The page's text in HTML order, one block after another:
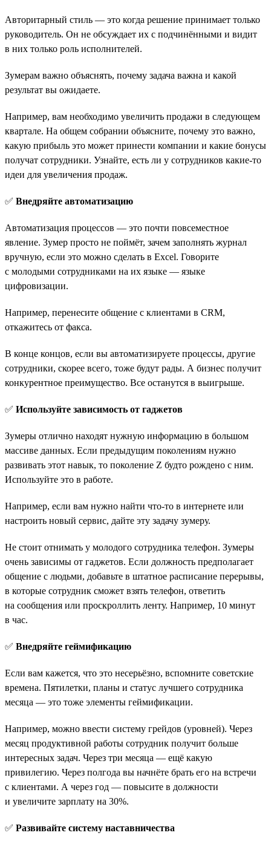
Авторитарный стиль — это когда решение принимает только
руководитель. Он не обсуждает их с подчинёнными и видит
в них только роль исполнителей.
Зумерам важно объяснять, почему задача важна и какой
результат вы ожидаете.
Например, вам необходимо увеличить продажи в следующем
квартале. На общем собрании объясните, почему это важно,
какую прибыль это может принести компании и какие бонусы
получат сотрудники. Узнайте, есть ли у сотрудников какие-то
идеи для увеличения продаж.
✅ Внедряйте автоматизацию
Автоматизация процессов — это почти повсеместное
явление. Зумер просто не поймёт, зачем заполнять журнал
вручную, если это можно сделать в Excel. Говорите
с молодыми сотрудниками на их языке — языке
цифровизации.
Например, перенесите общение с клиентами в CRM,
откажитесь от факса.
В конце концов, если вы автоматизируете процессы, другие
сотрудники, скорее всего, тоже будут рады. А бизнес получит
конкурентное преимущество. Все останутся в выигрыше.
✅ Используйте зависимость от гаджетов
Зумеры отлично находят нужную информацию в большом
массиве данных. Если предыдущим поколениям нужно
развивать этот навык, то поколение Z будто рождено с ним.
Используйте это в работе.
Например, если вам нужно найти что-то в интернете или
настроить новый сервис, дайте эту задачу зумеру.
Не стоит отнимать у молодого сотрудника телефон. Зумеры
очень зависимы от гаджетов. Если должность предполагает
общение с людьми, добавьте в штатное расписание перерывы,
в которые сотрудник сможет взять телефон, ответить
на сообщения или проскроллить ленту. Например, 10 минут
в час.
✅ Внедряйте геймификацию
Если вам кажется, что это несерьёзно, вспомните советские
времена. Пятилетки, планы и статус лучшего сотрудника
месяца — это тоже элементы геймификации.
Например, можно ввести систему грейдов (уровней). Через
месяц продуктивной работы сотрудник получит больше
интересных задач. Через три месяца — ещё какую
привилегию. Через полгода вы начнёте брать его на встречи
с клиентами. А через год — повысите в должности
и увеличите зарплату на 30%.
✅ Развивайте систему наставничества